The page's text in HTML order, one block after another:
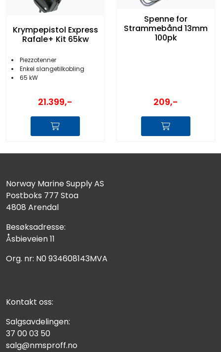
Krympepistol Express
Rafale+ Kit 65kw
Piezzotenner
Enkel slangetilkobling
65 kW
21.399,-
Spenne for
Strammebånd 13mm
100pk
209,-
Norway Marine Supply AS
Postboks 777 Stoa
4808 Arendal
Besøksadresse:
Åsbieveien 11
Org. nr: N0 934608143MVA
Kontakt oss:
Salgsavdelingen:
37 00 03 50
salg@nmsproff.no